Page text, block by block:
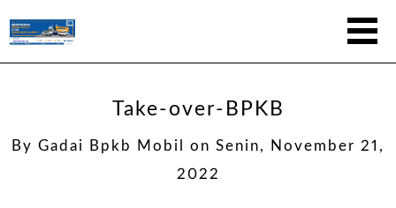
Take-over-BPKB
By Gadai Bpkb Mobil on Senin, November 21,
2022